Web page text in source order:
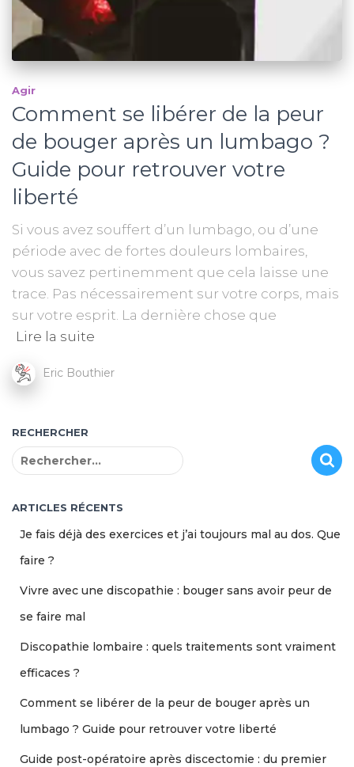
Agir
Comment se libérer de la peur
de bouger après un lumbago ?
Guide pour retrouver votre
liberté
Si vous avez souffert d’un lumbago, ou d’une
période avec de fortes douleurs lombaires,
vous savez pertinemment que cela laisse une
trace. Pas nécessairement sur votre corps, mais
sur votre esprit. La dernière chose que
Lire la suite
Eric Bouthier
RECHERCHER
R
h
ARTICLES RÉCENTS
Je fais déjà des exercices et j’ai toujours mal au dos. Que
faire ?
Vivre avec une discopathie : bouger sans avoir peur de
se faire mal
Discopathie lombaire : quels traitements sont vraiment
efficaces ?
Comment se libérer de la peur de bouger après un
lumbago ? Guide pour retrouver votre liberté
Guide post-opératoire après discectomie : du premier